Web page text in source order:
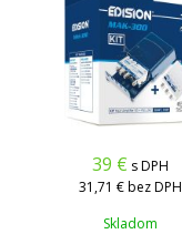
39 € s DPH
31,71 € bez DPH
Skladom